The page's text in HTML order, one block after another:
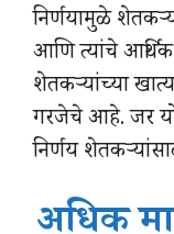
निर्णयामुळे
आणि त्यांचे आर्थिक
शेतकऱ्यांच्या
गरजेचे आहे. जर
निर्णय